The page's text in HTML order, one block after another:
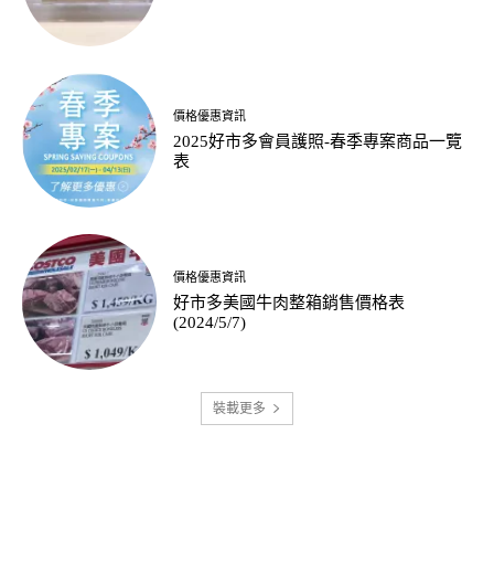
價格優惠資訊
2025好市多會員護照-春季專案商品一覽
表
價格優惠資訊
好市多美國牛肉整箱銷售價格表
(2024/5/7)
裝載更多